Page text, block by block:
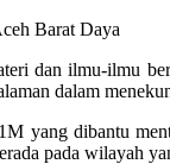
dan ilmu-ilmu
dalam
yang dibantu
pada wilayah